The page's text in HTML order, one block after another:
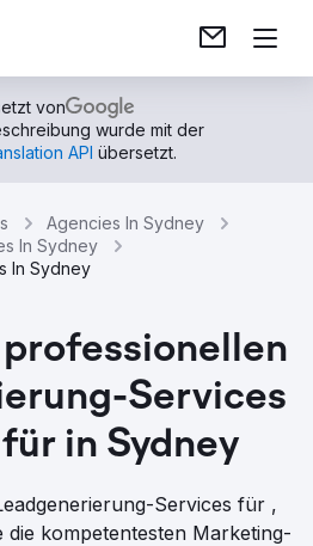
von
wurde mit der
API übersetzt.
Agencies In Sydney
In Sydney
In Sydney
Services
in Sydney
Services für ,
die kompetentesten Marketing-